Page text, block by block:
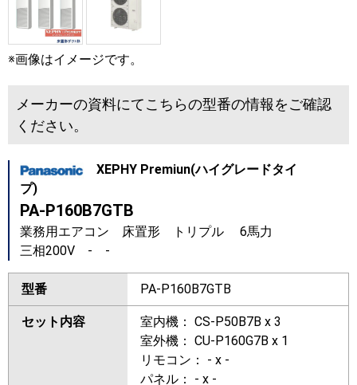
※画像はイメージです。
メーカーの資料にてこちらの型番の情報をご確認
ください。
XEPHY Premiun(ハイグレードタイ
プ)
PA-P160B7GTB
業務用エアコン 床置形 トリプル 6馬力
三相200V - -
型番 PA-P160B7GTB
セット内容
室内機： CS-P50B7B x 3
室外機： CU-P160G7B x 1
リモコン： - x -
パネル： - x -